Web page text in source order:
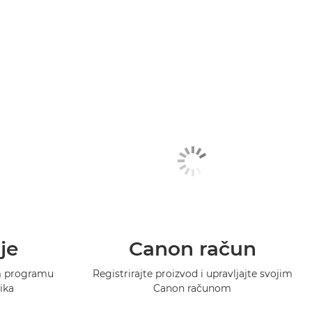
programu
Canon račun
Registrirajte proizvod i upravljajte svojim
Canon računom